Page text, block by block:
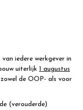
iedere werkgever in
uiterlijk 1 augustus
de OOP- als voor
(verouderde)